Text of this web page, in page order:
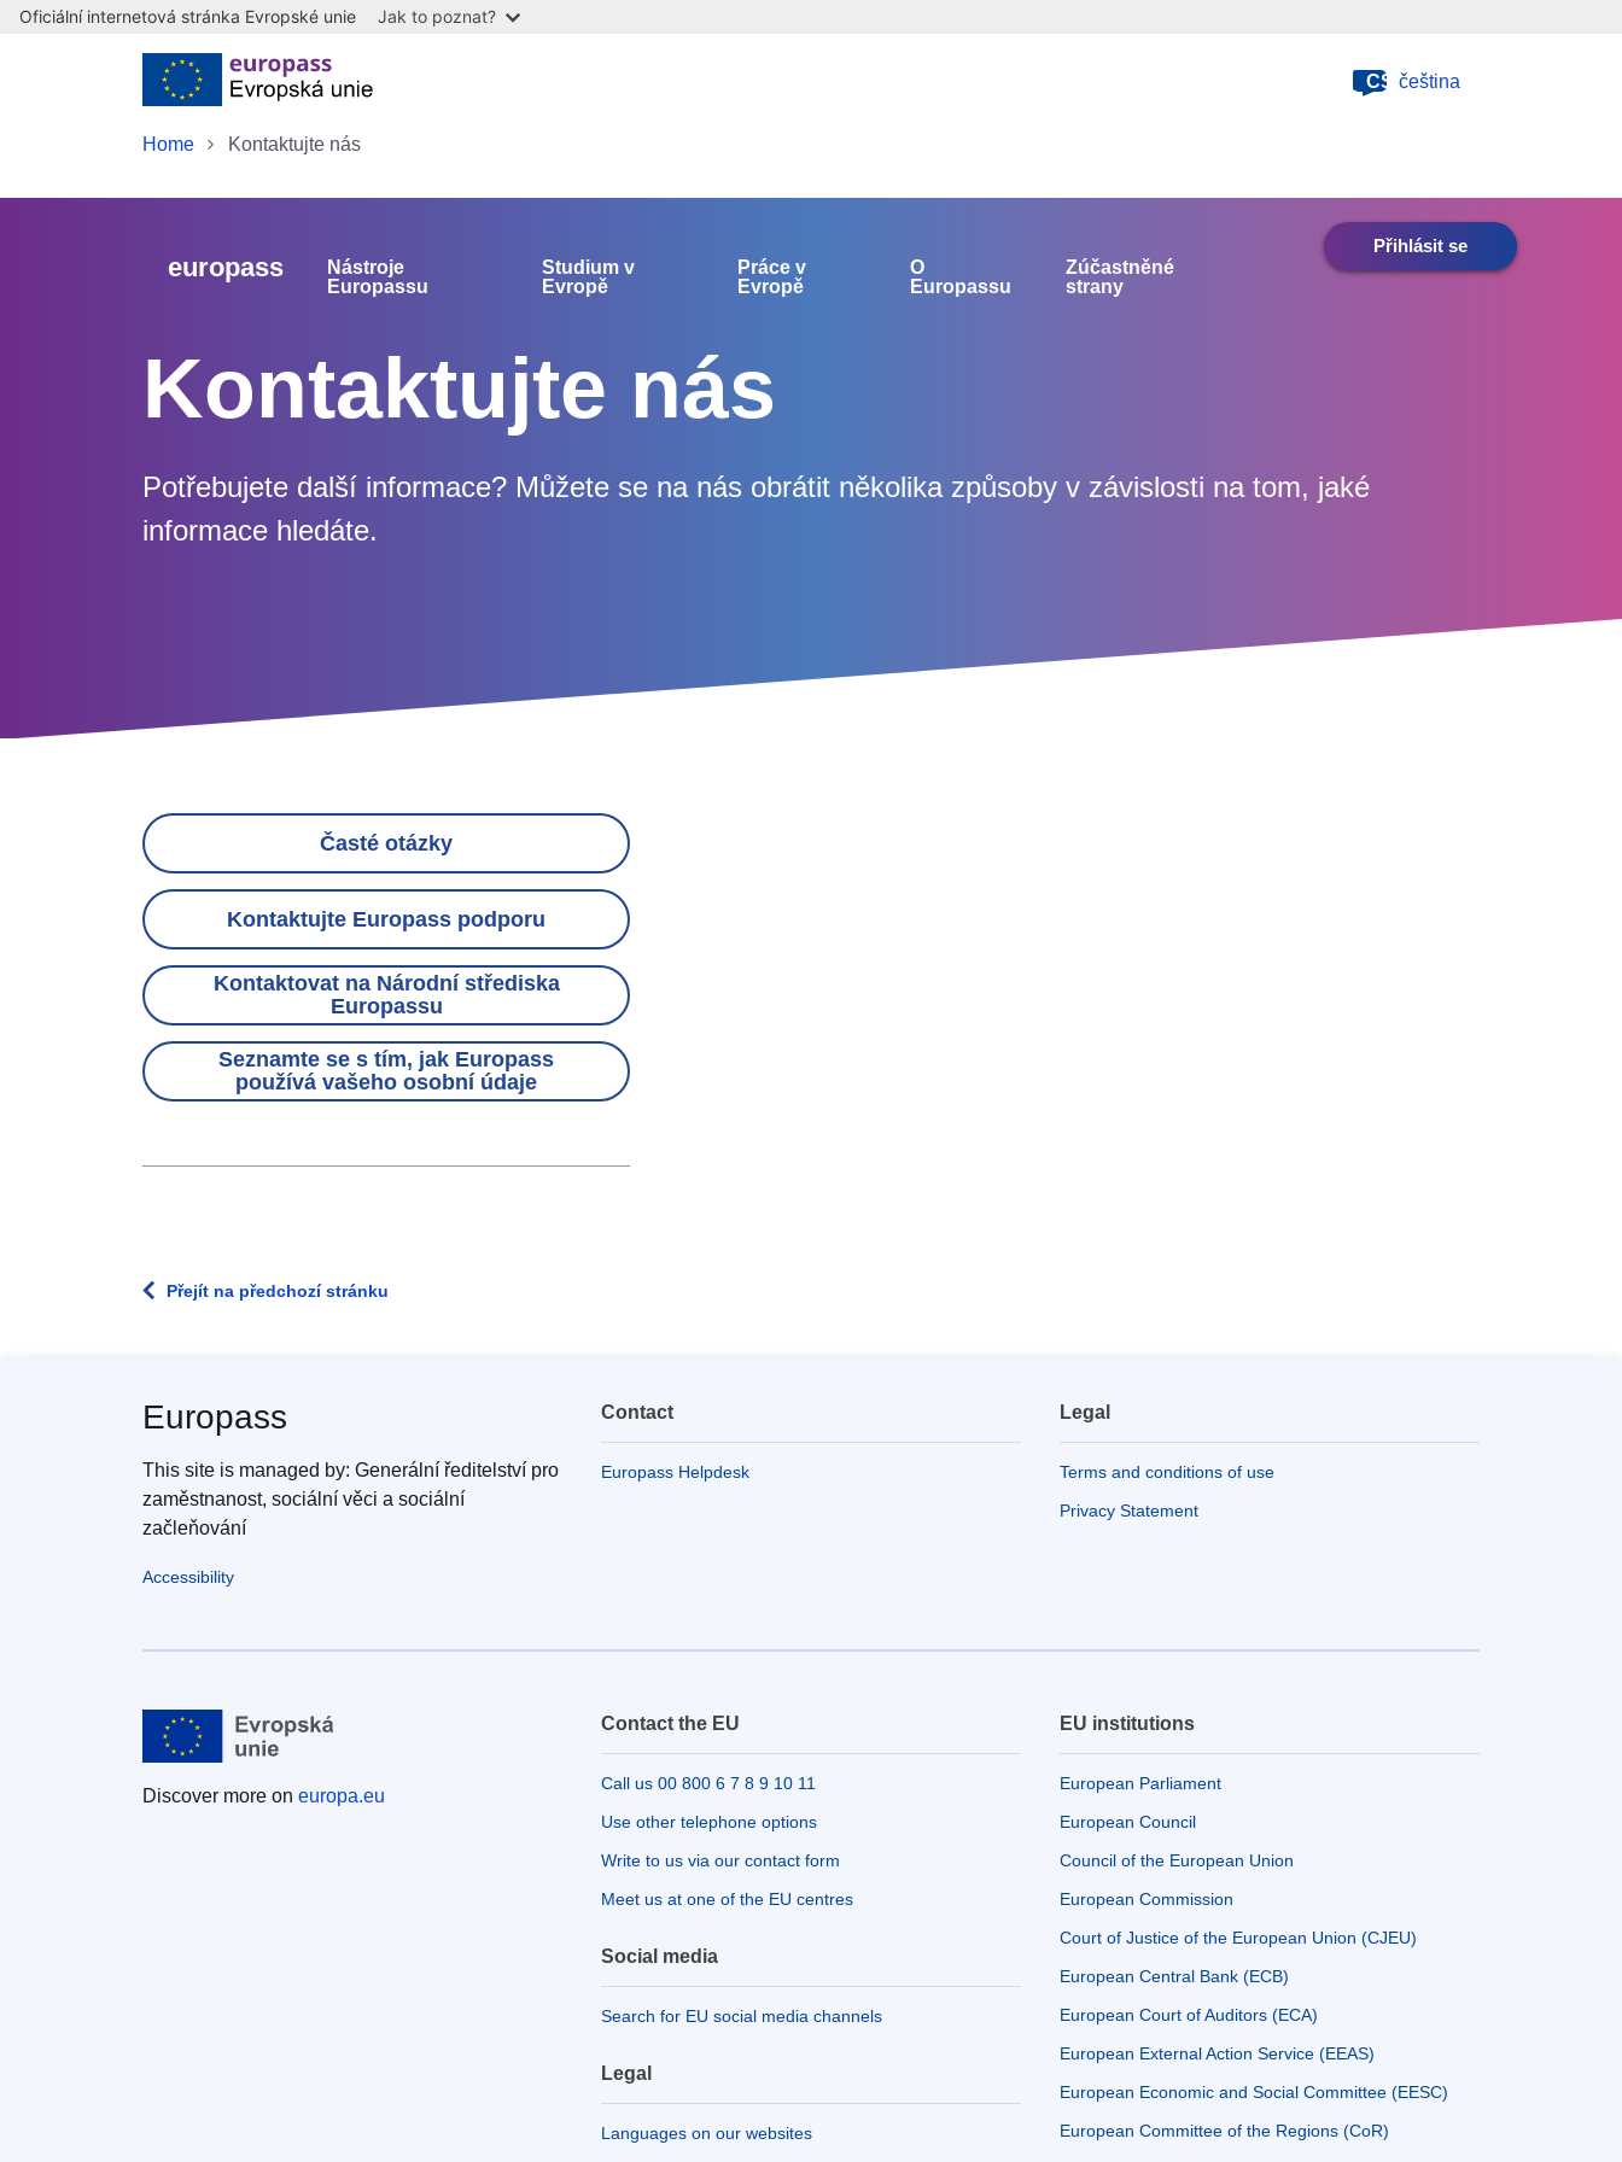
Skip to main content
Oficiální internetová stránka Evropské unie Jak to poznat?
Home Kontaktujte nás
CS čeština
europass
Nástroje
Europassu
Studium v
Evropě
Práce v
Evropě
O
Europassu
Zúčastněné
strany
Přihlásit se
Kontaktujte nás
Potřebujete další informace? Můžete se na nás obrátit několika způsoby v závislosti na tom, jaké
informace hledáte.
links
menu
Časté otázky
Kontaktujte Europass podporu
Kontaktovat na Národní střediska
Europassu
Seznamte se s tím, jak Europass
používá vašeho osobní údaje
Přejít na předchozí stránku
Europass
This site is managed by: Generální ředitelství pro
zaměstnanost, sociální věci a sociální
začleňování
Accessibility
Contact
Europass Helpdesk
Legal
Terms and conditions of use
Privacy Statement
Discover more on europa.eu
Contact the EU
Call us 00 800 6 7 8 9 10 11
Use other telephone options
Write to us via our contact form
Meet us at one of the EU centres
Social media
Search for EU social media channels
Legal
Languages on our websites
EU institutions
European Parliament
European Council
Council of the European Union
European Commission
Court of Justice of the European Union (CJEU)
European Central Bank (ECB)
European Court of Auditors (ECA)
European External Action Service (EEAS)
European Economic and Social Committee (EESC)
European Committee of the Regions (CoR)